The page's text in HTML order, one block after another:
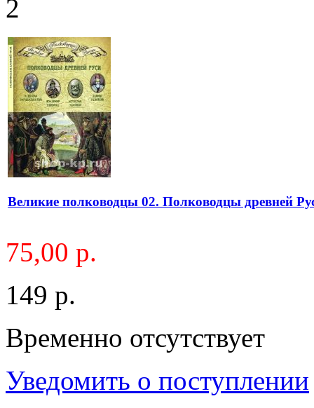
2
Великие полководцы 02. Полководцы древней
75,00 р.
149 р.
Временно отсутствует
Уведомить о поступлении